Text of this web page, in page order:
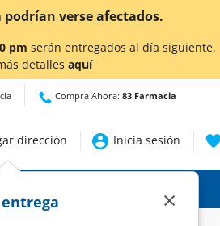
podrían verse afectados.
pm serán entregados al día siguiente.
detalles aquí
Compra Ahora: 83 Farmacia
dirección
×
Inicia sesión